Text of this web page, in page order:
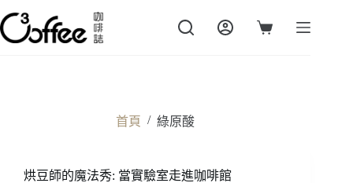
跳
至
主
購
首頁 / 綠原酸
烘豆師的魔法秀: 當實驗室走進咖啡館